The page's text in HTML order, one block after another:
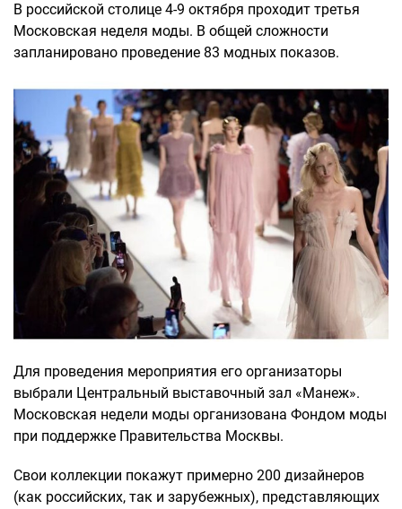
В российской столице 4-9 октября проходит третья
Московская неделя моды. В общей сложности
запланировано проведение 83 модных показов.
Для проведения мероприятия его организаторы
выбрали Центральный выставочный зал «Манеж».
Московская недели моды организована Фондом моды
при поддержке Правительства Москвы.
Свои коллекции покажут примерно 200 дизайнеров
(как российских, так и зарубежных), представляющих